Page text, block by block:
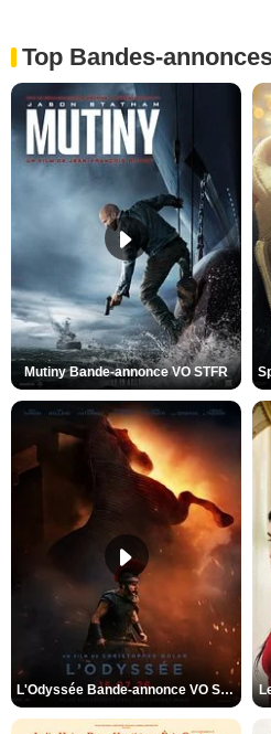
Top Bandes-
Mutiny Bande-annonce VO STFR
L'Odyssée Bande-annonce VO STFR